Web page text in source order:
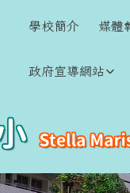
學校簡介 媒體
政府宣導網站